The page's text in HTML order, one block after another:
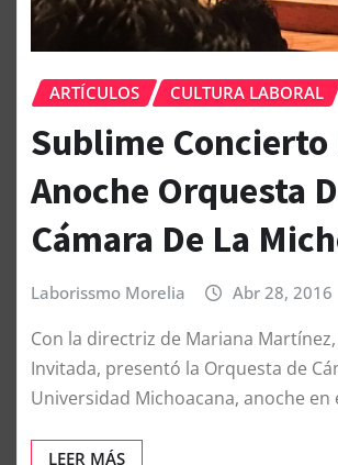
ARTÍCULOS CULTURA LABORAL
Sublime Concierto
Anoche Orquesta
Cámara De La
Laborissmo Morelia Abr 28, 2016
Con la directriz de Mariana
Invitada, presentó la Orquesta de
Universidad Michoacana, anoche en
LEER MÁS